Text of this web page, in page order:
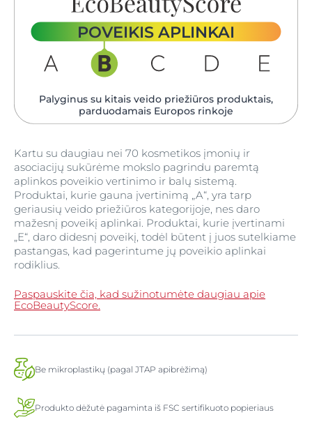
POVEIKIS APLINKAI
Palyginus su kitais veido priežiūros produktais,
parduodamais Europos rinkoje
Kartu su daugiau nei 70 kosmetikos įmonių ir
asociacijų sukūrėme mokslo pagrindu paremtą
aplinkos poveikio vertinimo ir balų sistemą.
Produktai, kurie gauna įvertinimą „A“, yra tarp
geriausių veido priežiūros kategorijoje, nes daro
mažesnį poveikį aplinkai. Produktai, kurie įvertinami
„E“, daro didesnį poveikį, todėl būtent į juos sutelkiame
pastangas, kad pagerintume jų poveikio aplinkai
rodiklius.
Paspauskite čia, kad sužinotumėte daugiau apie
EcoBeautyScore.
Be mikroplastikų (pagal JTAP apibrėžimą)
Produkto dėžutė pagaminta iš FSC sertifikuoto popieriaus